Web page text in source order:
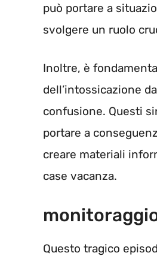
può portare a
svolgere un ruolo
Inoltre, è
dell’intossicazione da
confusione. Questi
portare a
creare materiali
case vacanza.
Questo tragico